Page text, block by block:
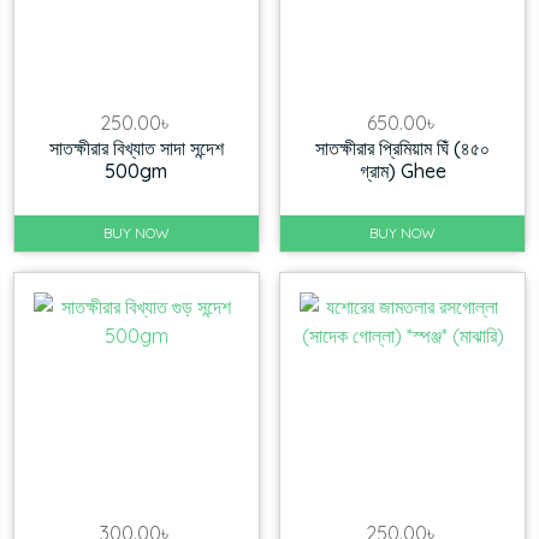
250.00৳
সাতক্ষীরার বিখ্যাত সাদা সন্দেশ
500gm
BUY NOW
650.00৳
সাতক্ষীরার প্রিমিয়াম ঘিঁ (৪৫০
গ্রাম) Ghee
BUY NOW
300.00৳
250.00৳